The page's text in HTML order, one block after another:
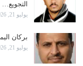
التجويع…
يوليو 21, 2026
بركان
يوليو 21, 2026